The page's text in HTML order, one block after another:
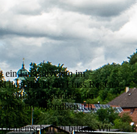
ein Fußballverein im
liegt direkt am Fluss Regen.
Mannschaften im
im Jugendbereich.
zu bilden. Wir